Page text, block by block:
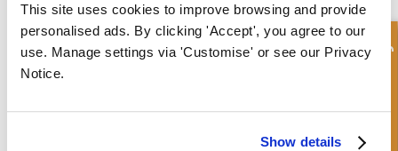
This site uses cookies to improve browsing and provide
personalised ads. By clicking 'Accept', you agree to our
use. Manage settings via 'Customise' or see our Privacy
Notice.
Show details Schnellanfrage